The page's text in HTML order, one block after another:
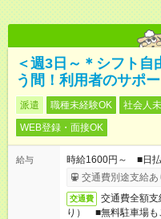
＜週3日～＊シフト
う間！利用者のサポ
派遣 職種未経験OK 社会人
WEB登録・面接OK
給与
時給1600円～ ■日
交通費別途支給あ
交通費
交通費全額
り） ■無料駐車場も